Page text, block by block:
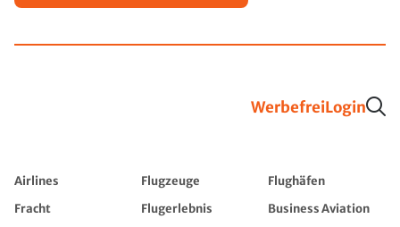
WerbefreiLogin
Airlines Flugzeuge
Flughäfen
Fracht
Flugerlebnis
Business Aviation